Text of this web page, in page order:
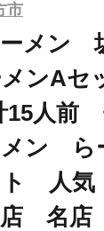
市
ーメン
ンA
15人
ン ら
ト 人
名店【